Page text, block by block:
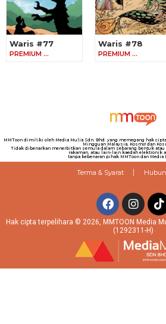
Waris #77
PREMIUM …
Waris #78
PREMIUM …
MMToon dimiliki oleh Media Mulia Sdn. Bhd. yang memegang hak
Mingguan Malaysia, Kosmo! dan
Tidak dibenarkan menerbitkan semula dalam sebarang bentuk atau
rakaman, atau lain-lain kaedah elektronik
tanpa kebenaran pihak MMToon dan Media
Terma & Syarat
Hak cipta terpelihara © 2026, MMTOON Media
(1292311-H)